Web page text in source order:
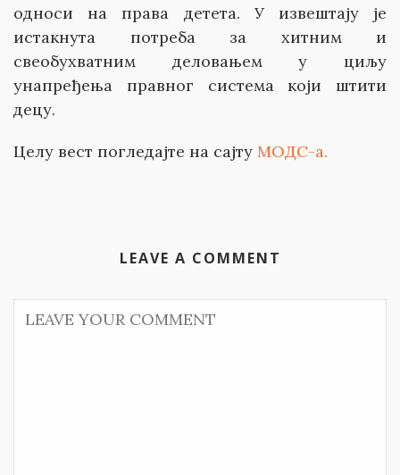
односи на права детета. У извештају је
истакнута потреба за хитним и
свеобухватним деловањем у циљу
унапређења правног система који штити
децу.
Целу вест погледајте на сајту МОДС-а.
LEAVE A COMMENT